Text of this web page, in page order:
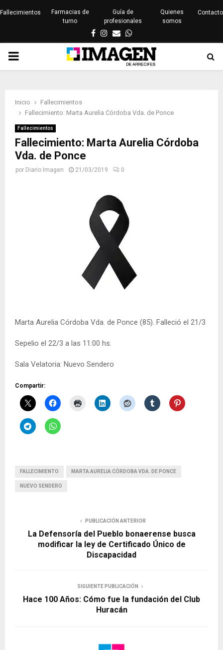
Fallecimientos
Farmacias de
turno
Guía de
profesionales
Quienes
somos
Contacto
Facebook
Instagram
EmailWhatsapp
PRIMARY
Inicio
Fallecimientos
Fallecimiento: Marta Aurelia Córdoba Vda. de Ponce
Fallecimientos
Fallecimiento: Marta Aurelia Córdoba
Vda. de Ponce
por Diario Imagen 21/03/2019 0
Marta Aurelia Córdoba Vda. de Ponce (85). Falleció el 21/3
Sepelio el 22/3 a las 11:00 hs.
Sala Velatoria: Nuevo Sendero
Compartir:
FALLECIMIENTO MARTA AURELIA CÓRDOBA VDA. DE PONCE
NUEVO SENDERO
PUBLICACIÓN ANTERIOR
La Defensoría del Pueblo bonaerense busca
modificar la ley de Certificado Único de
Discapacidad
SIGUIENTE PUBLICACIÓN
Hace 100 Años: Cómo fue la fundación del Club
Huracán